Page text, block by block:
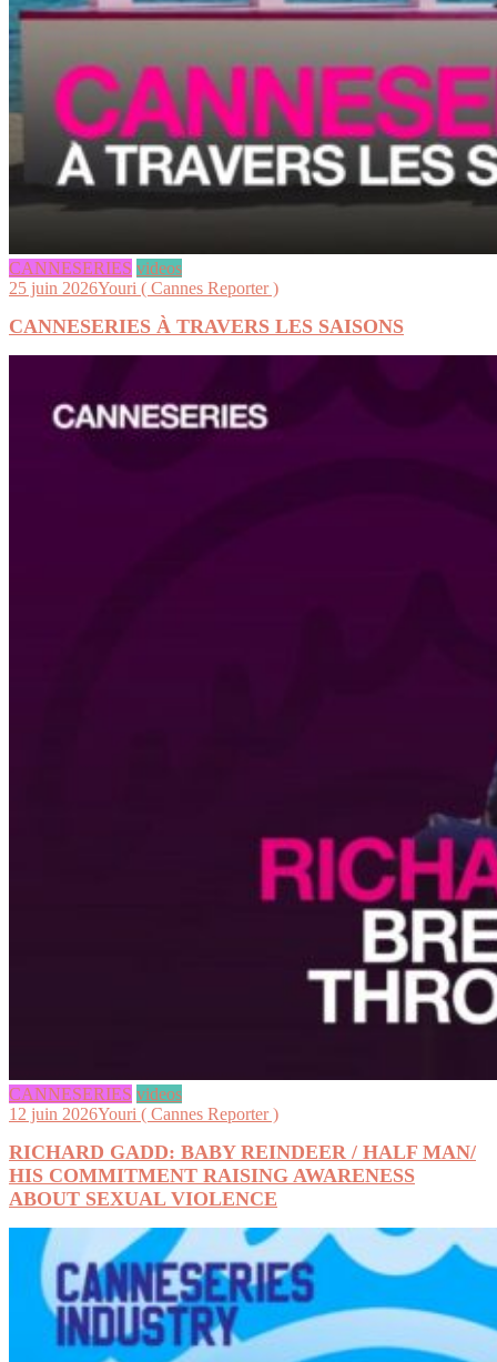
CANNESERIES videos
25 juin 2026Youri ( Cannes Reporter )
CANNESERIES À TRAVERS LES SAISONS
CANNESERIES videos
12 juin 2026Youri ( Cannes Reporter )
RICHARD GADD: BABY REINDEER / HALF MAN/
HIS COMMITMENT RAISING AWARENESS
ABOUT SEXUAL VIOLENCE